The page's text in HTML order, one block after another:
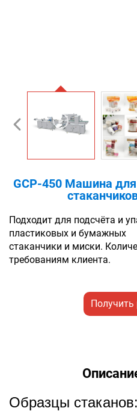
GCP-450 Машина для
Подходит для подсчёта и
пластиковых и бумажных
стаканчики и миски.
требованиям клиента.
Получить
Образцы стаканов: